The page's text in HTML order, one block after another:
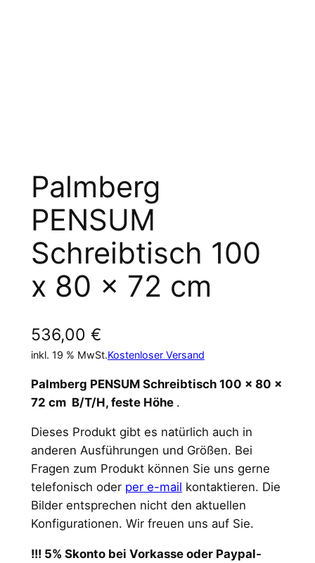
Palmberg
PENSUM
Schreibtisch 100
x 80 x 72 cm
536,00 €
inkl. 19 % MwSt.Kostenloser Versand
Palmberg PENSUM Schreibtisch 100 x 80 x
72 cm B/T/H, feste Höhe .
Dieses Produkt gibt es natürlich auch in
anderen Ausführungen und Größen. Bei
Fragen zum Produkt können Sie uns gerne
telefonisch oder per e-mail kontaktieren. Die
Bilder entsprechen nicht den aktuellen
Konfigurationen. Wir freuen uns auf Sie.
!!! 5% Skonto bei Vorkasse oder Paypal-